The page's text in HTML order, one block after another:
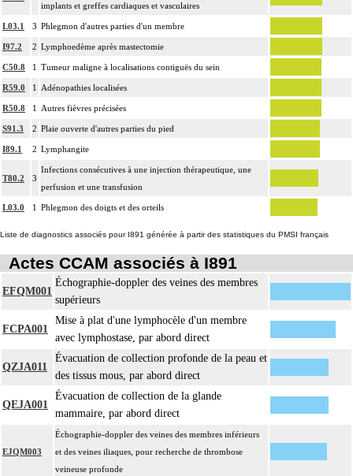
implants et greffes cardiaques et vasculaires
L03.1 3 Phlegmon d'autres parties d'un membre
I97.2 2 Lymphoedème après mastectomie
C50.8 1 Tumeur maligne à localisations contiguës du sein
R59.0 1 Adénopathies localisées
R50.8 1 Autres fièvres précisées
S91.3 2 Plaie ouverte d'autres parties du pied
I89.1 2 Lymphangite
T80.2 3
Infections consécutives à une injection thérapeutique, une
perfusion et une transfusion
L03.0 1 Phlegmon des doigts et des orteils
Liste de diagnostics associés pour I891 générée à partir des statistiques du PMSI français
Actes CCAM associés à I891
EFQM001
Échographie-doppler des veines des membres
supérieurs
FCPA001
Mise à plat d'une lymphocèle d'un membre
avec lymphostase, par abord direct
QZJA011
Évacuation de collection profonde de la peau et
des tissus mous, par abord direct
QEJA001
Évacuation de collection de la glande
mammaire, par abord direct
EJQM003
Échographie-doppler des veines des membres inférieurs
et des veines iliaques, pour recherche de thrombose
veineuse profonde